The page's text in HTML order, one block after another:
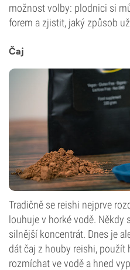
možnost volby: plodnici si
forem a zjistit, jaký způsob
Čaj
Tradičně se reishi nejprve
louhuje v horké vodě. Někdy
silnější koncentrát. Dnes je
dát čaj z houby reishi, použít
rozmíchat ve vodě a hned